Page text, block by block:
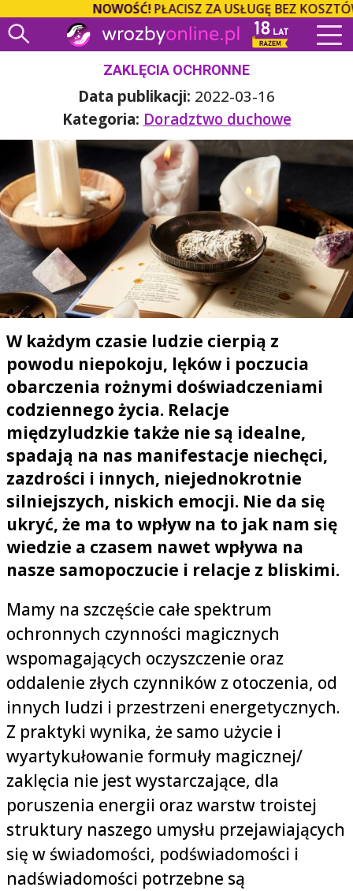
NOWOŚĆ!PŁACISZ ZA USŁUGĘ BEZ KOSZTÓW
ZAKLĘCIA OCHRONNE
Data publikacji: 2022-03-16
Kategoria: Doradztwo duchowe
W każdym czasie ludzie cierpią z
powodu niepokoju, lęków i poczucia
obarczenia rożnymi doświadczeniami
codziennego życia. Relacje
międzyludzkie także nie są idealne,
spadają na nas manifestacje niechęci,
zazdrości i innych, niejednokrotnie
silniejszych, niskich emocji. Nie da się
ukryć, że ma to wpływ na to jak nam się
wiedzie a czasem nawet wpływa na
nasze samopoczucie i relacje z bliskimi.
Mamy na szczęście całe spektrum
ochronnych czynności magicznych
wspomagających oczyszczenie oraz
oddalenie złych czynników z otoczenia, od
innych ludzi i przestrzeni energetycznych.
Z praktyki wynika, że samo użycie i
wyartykułowanie formuły magicznej/
zaklęcia nie jest wystarczające, dla
poruszenia energii oraz warstw troistej
struktury naszego umysłu przejawiających
się w świadomości, podświadomości i
nadświadomości potrzebne są